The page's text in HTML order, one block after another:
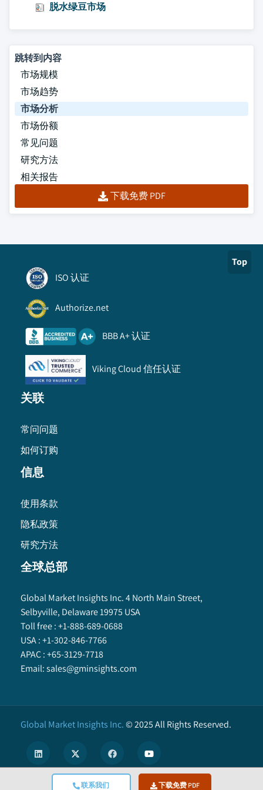
联系我们 下载免费 PDF
脱水绿豆市场
跳转到内容
市场规模
市场趋势
市场分析
市场份额
常见问题
研究方法
相关报告
下载免费 PDF
Top
ISO 认证
Authorize.net
BBB A+ 认证
Viking Cloud 信任认证
关联
常问问题
如何订购
信息
使用条款
隐私政策
研究方法
全球总部
Global Market Insights Inc. 4 North Main Street,
Selbyville, Delaware 19975 USA
Toll free :+1-888-689-0688
USA :+1-302-846-7766
APAC :+65-3129-7718
Email:sales@gminsights.com
Global Market Insights Inc.©2025All Rights Reserved.